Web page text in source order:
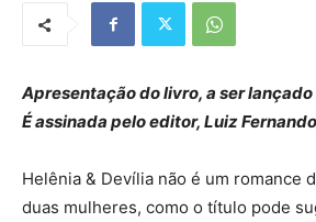
Apresentação do livro, a ser
É assinada pelo editor, Luiz
Helênia & Devília não é um romance
duas mulheres, como o título pode